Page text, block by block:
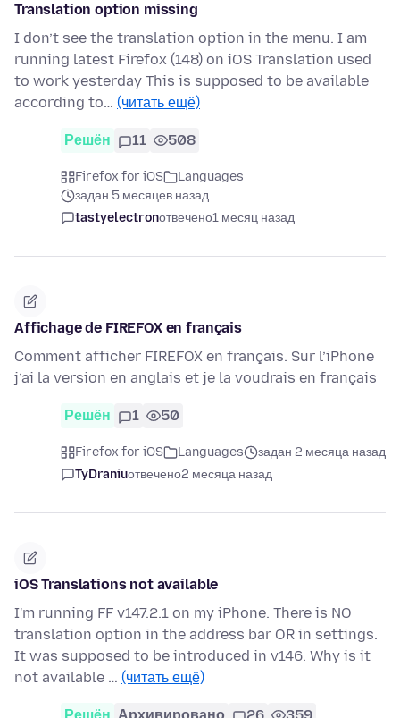
Translation option missing
I don’t see the translation option in the menu. I am
running latest Firefox (148) on iOS Translation used
to work yesterday This is supposed to be available
according to… (читать ещё)
Решён 11 508
Firefox for iOS
Languages
задан 5 месяцев назад
tastyelectronотвечено1 месяц назад
Affichage de FIREFOX en français
Comment afficher FIREFOX en français. Sur l’iPhone
j’ai la version en anglais et je la voudrais en français
Решён 1 50
Firefox for iOS Languages
задан 2 месяца назад
TyDraniuотвечено2 месяца назад
iOS Translations not available
I'm running FF v147.2.1 on my iPhone. There is NO
translation option in the address bar OR in settings.
It was supposed to be introduced in v146. Why is it
not available … (читать ещё)